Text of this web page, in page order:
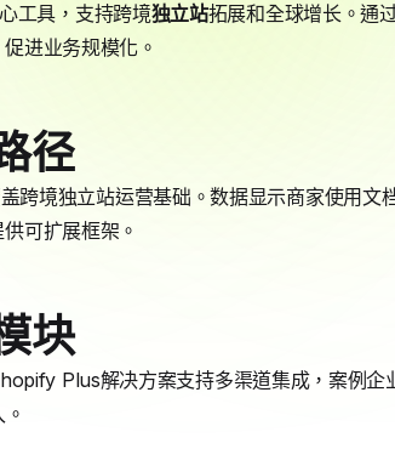
工具，支持跨境独立站拓展和全球增长。通
进业务规模化。
径
跨境独立站运营基础。数据显示商家使用文
可扩展框架。
块
Plus解决方案支持多渠道集成，案例